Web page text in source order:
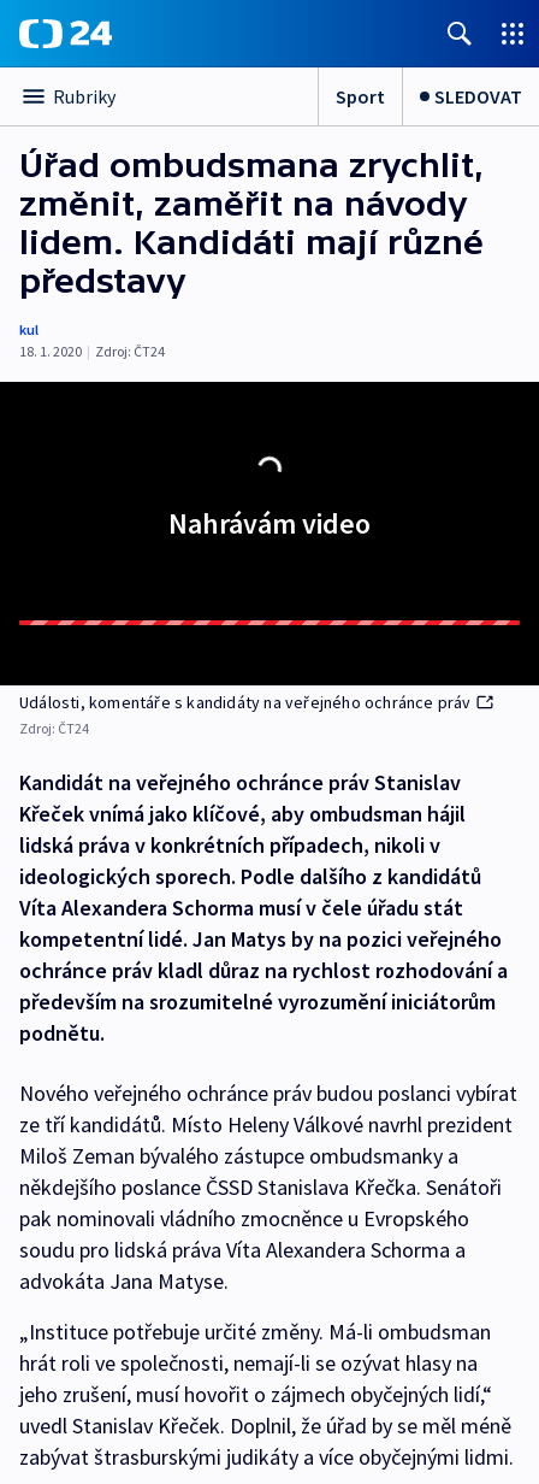
Rubriky Sport SLEDOVAT
Úřad ombudsmana zrychlit,
změnit, zaměřit na návody
lidem. Kandidáti mají různé
představy
kul
18. 1. 2020 | Zdroj: ČT24
Nahrávám video
Události, komentáře s kandidáty na veřejného ochránce práv
Zdroj: ČT24
Kandidát na veřejného ochránce práv Stanislav
Křeček vnímá jako klíčové, aby ombudsman hájil
lidská práva v konkrétních případech, nikoli v
ideologických sporech. Podle dalšího z kandidátů
Víta Alexandera Schorma musí v čele úřadu stát
kompetentní lidé. Jan Matys by na pozici veřejného
ochránce práv kladl důraz na rychlost rozhodování a
především na srozumitelné vyrozumění iniciátorům
podnětu.
Nového veřejného ochránce práv budou poslanci vybírat
ze tří kandidátů. Místo Heleny Válkové navrhl prezident
Miloš Zeman bývalého zástupce ombudsmanky a
někdejšího poslance ČSSD Stanislava Křečka. Senátoři
pak nominovali vládního zmocněnce u Evropského
soudu pro lidská práva Víta Alexandera Schorma a
advokáta Jana Matyse.
„Instituce potřebuje určité změny. Má-li ombudsman
hrát roli ve společnosti, nemají-li se ozývat hlasy na
jeho zrušení, musí hovořit o zájmech obyčejných lidí,“
uvedl Stanislav Křeček. Doplnil, že úřad by se měl méně
zabývat štrasburskými judikáty a více obyčejnými lidmi.